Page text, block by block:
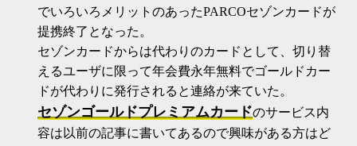
でいろいろメリットのあったPARCOセゾンカードが
提携終了となった。
セゾンカードからは代わりのカードとして、切り替
えるユーザに限って年会費永年無料でゴールドカー
ドが代わりに発行されると連絡が来ていた。
セゾンゴールドプレミアムカードのサービス内
容は以前の記事に書いてあるので興味がある方はど